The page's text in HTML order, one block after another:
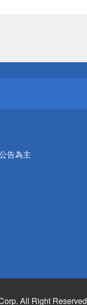
告為主
All Right Reserved